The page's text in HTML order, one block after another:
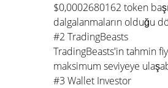
$0,0002680162 token
dalgalanmaların olduğu
#2 TradingBeasts
TradingBeasts'in tahmin
maksimum seviyeye
#3 Wallet Investor